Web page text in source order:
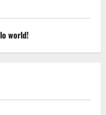
world!